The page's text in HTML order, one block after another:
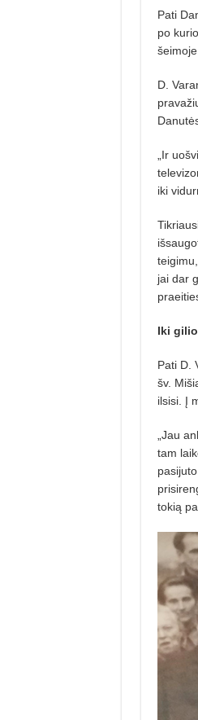
Pati
po
D.
„Ir
iki
jai dar
Iki
Pati D.
šv.
ilsisi. Į
„Jau
tam
tokią